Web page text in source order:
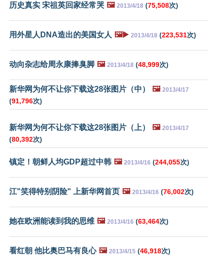
历史真实 宋祖英回家经常哭 🖼️ 2013/4/18 (75,508次)
用外星人DNA造出的美国女人 🖼️▶️ 2013/4/18 (223,531次)
动向杂志给周永康捧臭脚 🖼️ 2013/4/18 (48,999次)
新华网为何不让你下载这28张图片（中） 🖼️ 2013/4/17
(91,796次)
新华网为何不让你下载这28张图片（上） 🖼️ 2013/4/17
(80,392次)
镇定！朝鲜人均GDP超过中韩 🖼️ 2013/4/16 (244,055次)
江"笑得特别阴险" 上新华网首页 🖼️ 2013/4/16 (76,002次)
她在欧洲能读到我的思维 🖼️ 2013/4/16 (63,464次)
看红朝 他比奥巴马有良心 🖼️ 2013/4/15 (46,918次)